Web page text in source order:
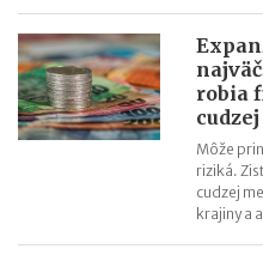
Nové pravidlá EÚ v leteckej
cestujúcich
Riziká lacného „značkového“
zdravia
Nové pravidlá kontroly PZP od
Nárok na daňový bonus či
termíny po skončení
OČR cez letné prázdniny a
robia
Môže
riziká.
cudzej
krajiny a